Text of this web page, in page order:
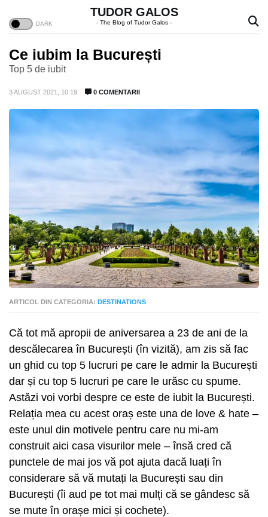
TUDOR GALOS
- The Blog of Tudor Galos -
Ce iubim la București
Top 5 de iubit
3 AUGUST 2021, 10:19 0 COMENTARII
ARTICOL DIN CATEGORIA: DESTINATIONS
Că tot mă apropii de aniversarea a 23 de ani de la
descălecarea în București (în vizită), am zis să fac
un ghid cu top 5 lucruri pe care le admir la București
dar și cu top 5 lucruri pe care le urăsc cu spume.
Astăzi voi vorbi despre ce este de iubit la București.
Relația mea cu acest oraș este una de love & hate –
este unul din motivele pentru care nu mi-am
construit aici casa visurilor mele – însă cred că
punctele de mai jos vă pot ajuta dacă luați în
considerare să vă mutați la București sau din
București (îi aud pe tot mai mulți că se gândesc să
se mute în orașe mici și cochete).